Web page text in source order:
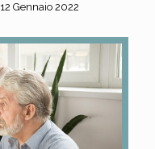
12 Gennaio 2022